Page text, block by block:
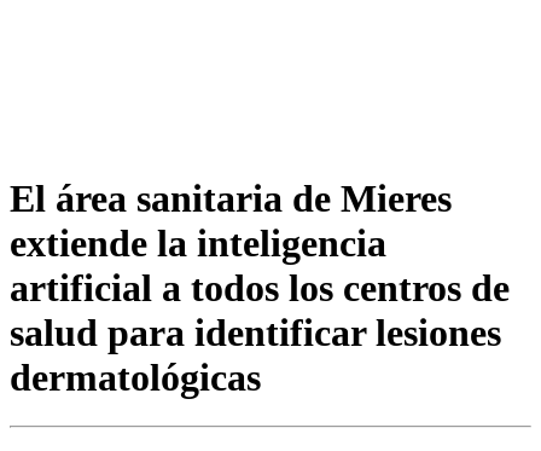
El área sanitaria de Mieres
extiende la inteligencia
artificial a todos los centros de
salud para identificar lesiones
dermatológicas